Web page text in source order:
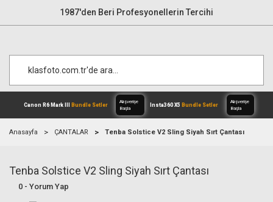
1987'den Beri Profesyonellerin Tercihi
Canon R6 Mark IIIBundle Setler
Alışverişe
Anasayfa ÇANTALAR Tenba Solstice V2 Sling Siyah Sırt Çantası
Tenba Solstice V2 Sling Siyah Sırt Çantası
0 - Yorum Yap